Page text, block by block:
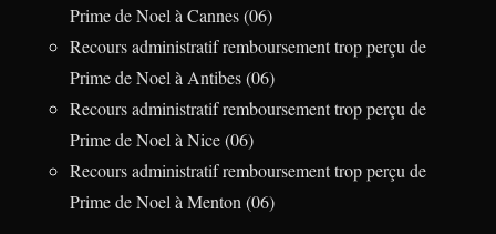
Prime de Noel à Cannes (06)
Recours administratif remboursement trop perçu de
Prime de Noel à Antibes (06)
Recours administratif remboursement trop perçu de
Prime de Noel à Nice (06)
Recours administratif remboursement trop perçu de
Prime de Noel à Menton (06)